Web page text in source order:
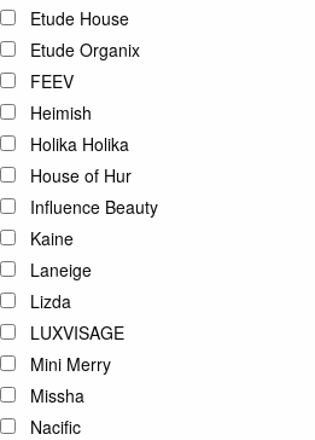
Etude House
Etude Organix
FEEV
Heimish
Holika Holika
House of Hur
Influence Beauty
Kaine
Laneige
Lizda
LUXVISAGE
Mini Merry
Missha
Nacific